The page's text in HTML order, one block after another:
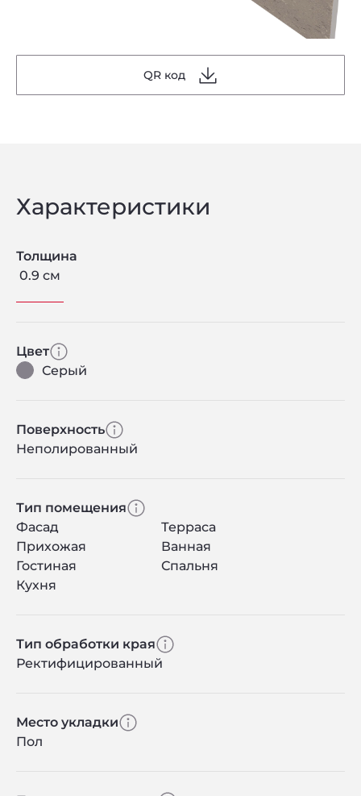
QR код
Характеристики
Толщина
0.9 см
Цвет
Серый
Поверхность
Неполированный
Тип помещения
Фасад
Терраса
Прихожая
Ванная
Гостиная
Спальня
Кухня
Тип обработки края
Ректифицированный
Место укладки
Пол